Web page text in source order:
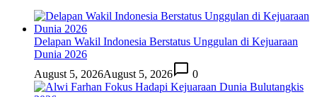
Delapan Wakil Indonesia Berstatus Unggulan di Kejuaraan
Dunia 2026
August 5, 2026August 5, 2026 0